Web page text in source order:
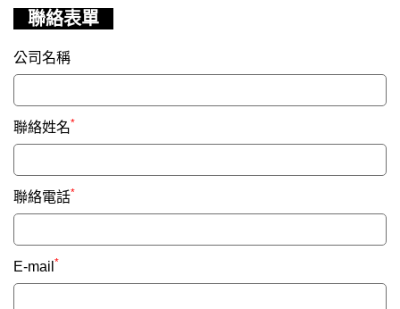
聯絡表單
公司名稱
聯絡姓名*
聯絡電話*
E-mail *